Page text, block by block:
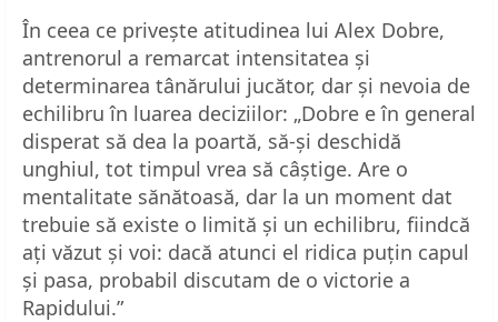
În ceea ce privește atitudinea lui Alex Dobre,
antrenorul a remarcat intensitatea și
determinarea tânărului jucător, dar și nevoia de
echilibru în luarea deciziilor: „Dobre e în general
disperat să dea la poartă, să-și deschidă
unghiul, tot timpul vrea să câștige. Are o
mentalitate sănătoasă, dar la un moment dat
trebuie să existe o limită și un echilibru, fiindcă
ați văzut și voi: dacă atunci el ridica puțin capul
și pasa, probabil discutam de o victorie a
Rapidului.”